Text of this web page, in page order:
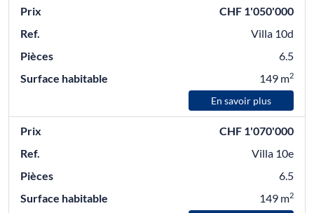
Ref.
Villa 10d
Pièces
6.5
Surface habitable
149 m2
Prix CHF 1'050'000
En savoir plus
Ref.
Villa 10e
Pièces
6.5
Surface habitable
149 m2
Prix CHF 1'070'000